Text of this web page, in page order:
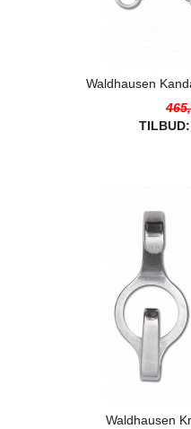
Waldhausen
TILBUD:
Waldhausen